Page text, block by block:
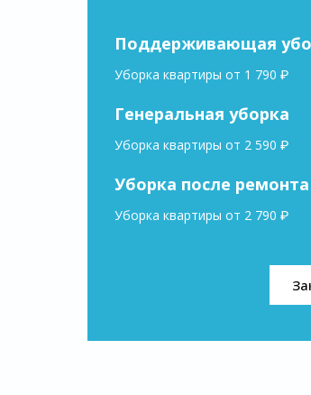
Поддерживающая
Уборка квартиры от 1 790 ₽
Генеральная уборка
Уборка квартиры от 2 590 ₽
Уборка после ремонта
Уборка квартиры от 2 790 ₽